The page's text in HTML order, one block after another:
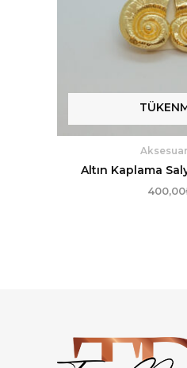
Altın Kaplama
400,00